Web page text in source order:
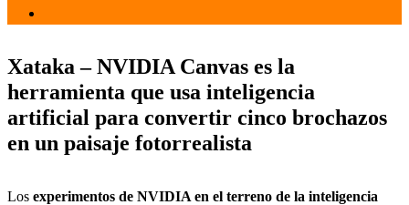
Xataka – NVIDIA Canvas es la
herramienta que usa inteligencia
artificial para convertir cinco brochazos
en un paisaje fotorrealista
Los experimentos de NVIDIA en el terreno de la inteligencia